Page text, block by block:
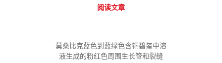
阅读文章
莫桑比克蓝色到蓝绿色含铜碧玺中溶
液生成的粉红色周围生长管和裂缝